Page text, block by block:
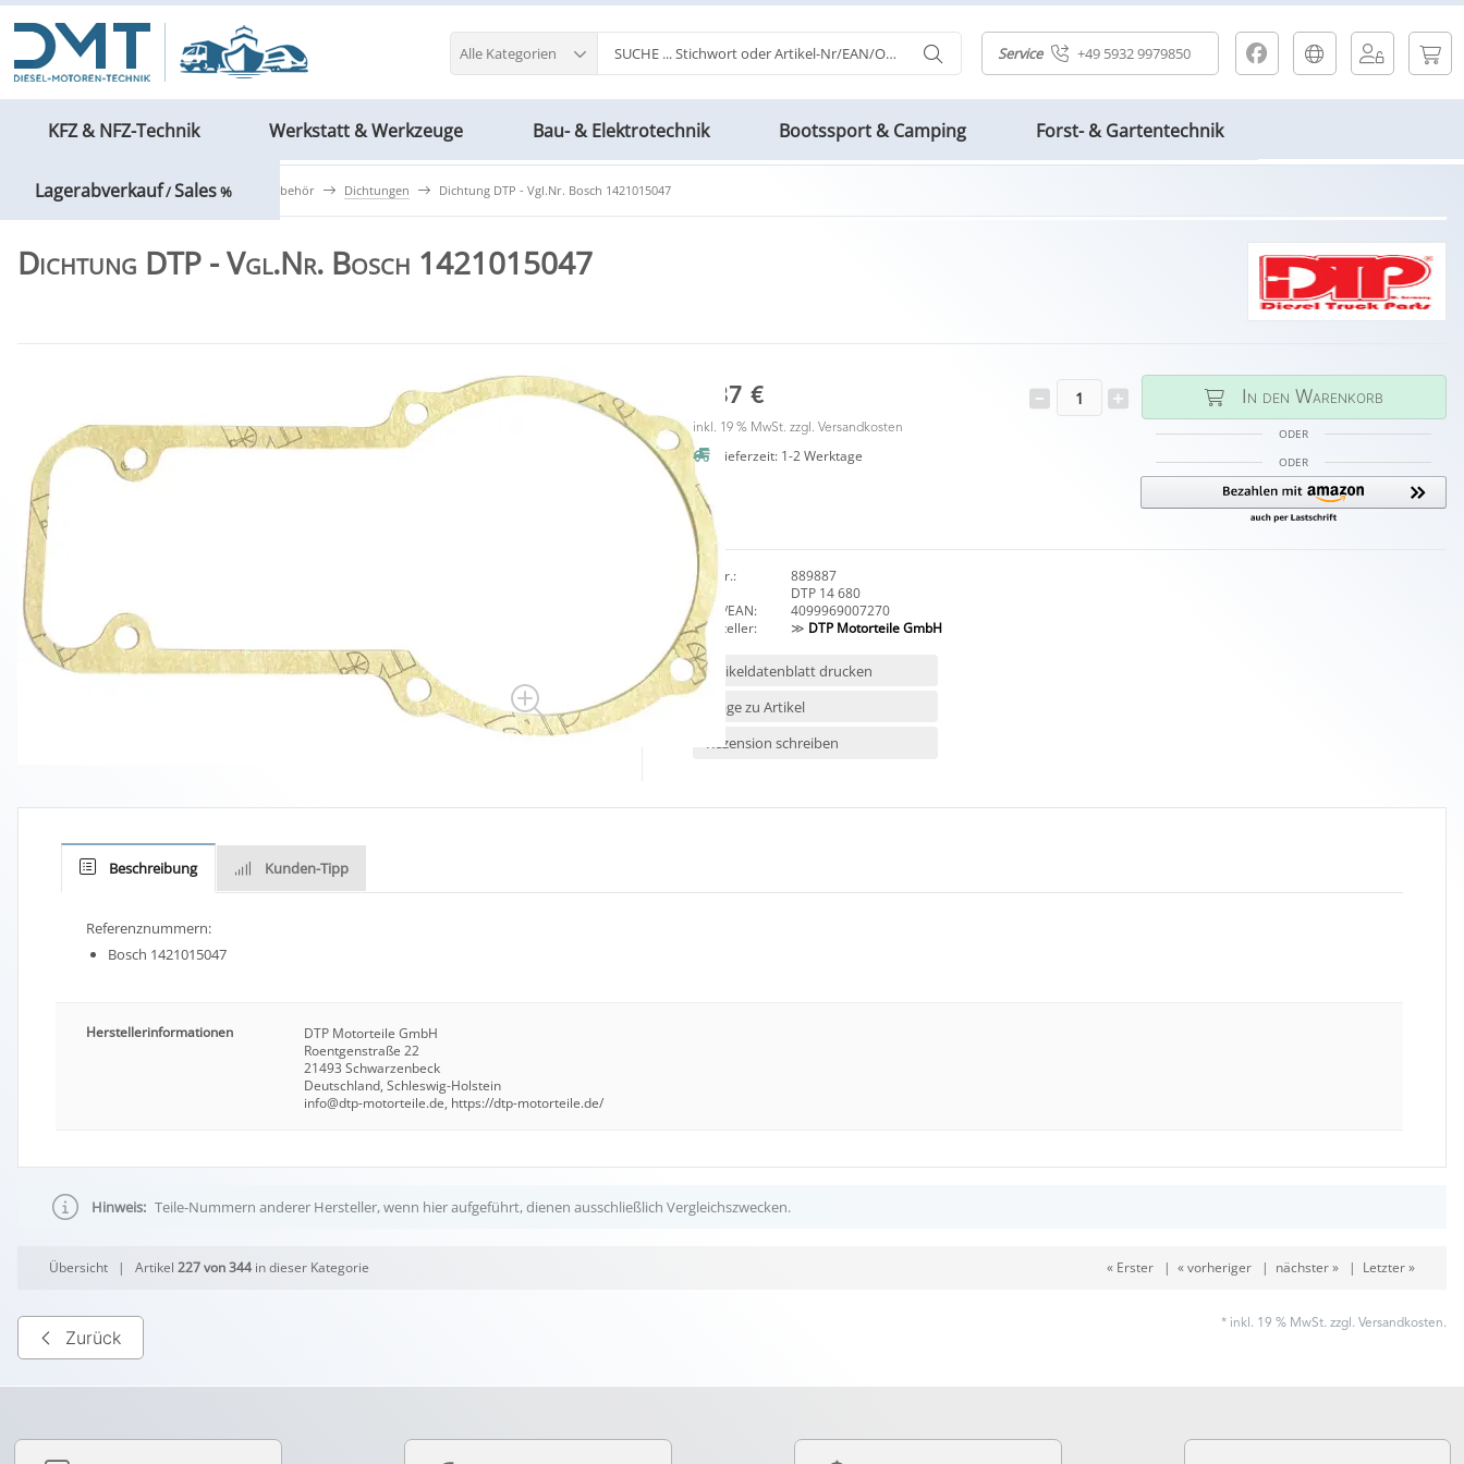
Service +49 5932 9979850
Alle Kategorien
KFZ & NFZ-Technik Werkstatt & Werkzeuge Bau- & Elektrotechnik Bootssport & Camping Forst- & Gartentechnik
Lagerabverkauf/Sales%
KFZ & NFZ-Technik Motoren & Zubehör Dichtungen Dichtung DTP - Vgl.Nr. Bosch 1421015047
Dichtung DTP - Vgl.Nr. Bosch 1421015047
1,87 €
inkl. 19 % MwSt. zzgl. Versandkosten
Lieferzeit: 1-2 Werktage
In den Warenkorb
ODER
ODER
Art.Nr.:
889887
HAN:
DTP 14 680
GTIN/EAN:
4099969007270
Hersteller:
≫ DTP Motorteile GmbH
Artikeldatenblatt drucken
Frage zu Artikel
Rezension schreiben
Beschreibung Kunden-Tipp
Referenznummern:
Bosch 1421015047
Herstellerinformationen
DTP Motorteile GmbH
Roentgenstraße 22
21493 Schwarzenbeck
Deutschland, Schleswig-Holstein
info@dtp-motorteile.de, https://dtp-motorteile.de/
Hinweis: Teile-Nummern anderer Hersteller, wenn hier aufgeführt, dienen ausschließlich Vergleichszwecken.
Übersicht | Artikel227 von 344 in dieser Kategorie « Erster| « vorheriger| nächster »| Letzter »
Zurück
* inkl. 19 % MwSt. zzgl. Versandkosten.